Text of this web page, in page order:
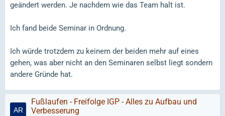
geändert werden. Je nachdem wie das Team halt ist.
Ich fand beide Seminar in Ordnung.
Ich würde trotzdem zu keinem der beiden mehr auf eines
gehen, was aber nicht an den Seminaren selbst liegt sondern
andere Gründe hat.
Fußlaufen - Freifolge IGP - Alles zu Aufbau und
Verbesserung